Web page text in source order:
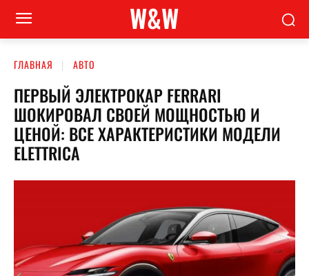
W&W
ГЛАВНАЯ АВТО
ПЕРВЫЙ ЭЛЕКТРОКАР FERRARI
ШОКИРОВАЛ СВОЕЙ МОЩНОСТЬЮ И
ЦЕНОЙ: ВСЕ ХАРАКТЕРИСТИКИ МОДЕЛИ
ELETTRICA